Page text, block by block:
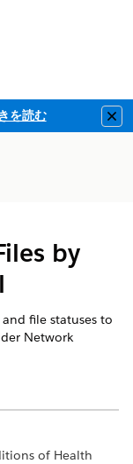
を読む
by
file statuses to
Network
of Health